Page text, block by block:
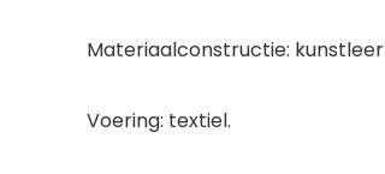
Materiaalconstructie: kunstleer
Voering: textiel.